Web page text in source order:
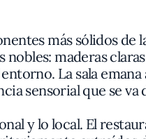
más sólidos
maderas
La sala
sensorial que se
y lo local. El